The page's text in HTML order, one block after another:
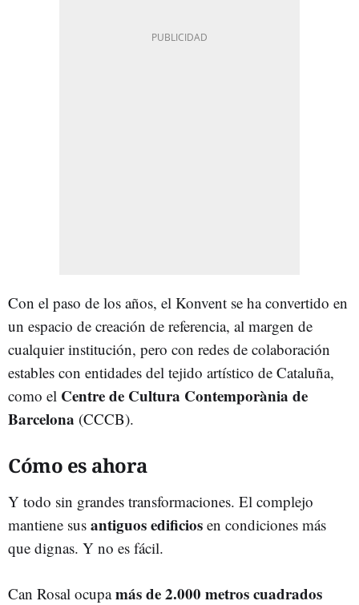
Con el paso de los años, el Konvent se ha convertido en
un espacio de creación de referencia, al margen de
cualquier institución, pero con redes de colaboración
estables con entidades del tejido artístico de Cataluña,
como el Centre de Cultura Contemporània de
Barcelona (CCCB).
Cómo es ahora
Y todo sin grandes transformaciones. El complejo
mantiene sus antiguos edificios en condiciones más
que dignas. Y no es fácil.
Can Rosal ocupamás de 2.000 metros cuadrados